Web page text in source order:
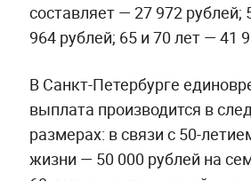
составляет — 27 972 рублей;
964 рублей; 65 и 70 лет — 41
В Санкт-Петербурге
выплата производится в
размерах: в связи с 50-
жизни — 50 000 рублей на